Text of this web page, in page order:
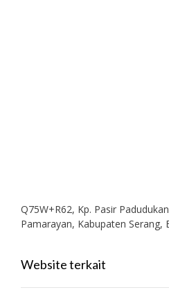
Q75W+R62, Kp. Pasir
Pamarayan, Kabupaten Serang,
Website terkait